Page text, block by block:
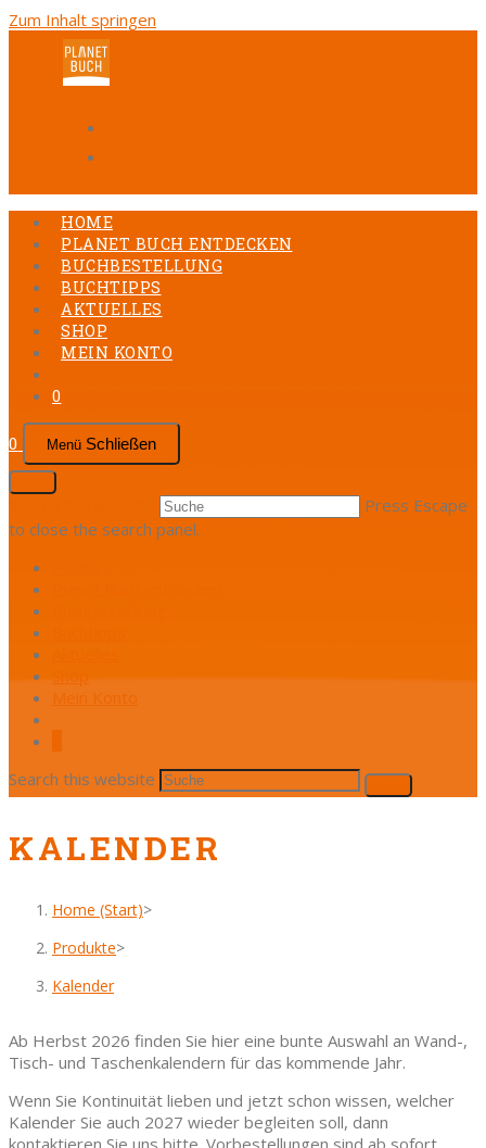
Zum Inhalt springen
HOME
PLANET BUCH ENTDECKEN
BUCHBESTELLUNG
BUCHTIPPS
AKTUELLES
SHOP
MEIN KONTO
0
0 Menü Schließen
Press Escape
to close the search panel.
Shop
Mein Konto
Search this website
KALENDER
Home (Start)>
Produkte>
Kalender
Ab Herbst 2026 finden Sie hier eine bunte Auswahl an Wand-,
Tisch- und Taschenkalendern für das kommende Jahr.
Wenn Sie Kontinuität lieben und jetzt schon wissen, welcher
Kalender Sie auch 2027 wieder begleiten soll, dann